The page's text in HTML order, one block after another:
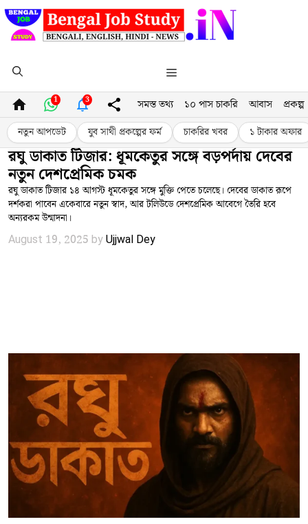
Skip
to
content
Menu
1 3 সমস্ত তথ্য ১০ পাস চাকরি আবাস প্রকল্প
নতুন আপডেট যুব সাথী প্রকল্পের ফর্ম চাকরির খবর ১ টাকার অফার
রঘু ডাকাত টিজার: ধূমকেতুর সঙ্গে বড়পর্দায় দেবের
নতুন দেশপ্রেমিক চমক
রঘু ডাকাত টিজার ১৪ আগস্ট ধূমকেতুর সঙ্গে মুক্তি পেতে চলেছে। দেবের ডাকাত রূপে
দর্শকরা পাবেন একেবারে নতুন স্বাদ, আর টলিউডে দেশপ্রেমিক আবেগে তৈরি হবে
অন্যরকম উন্মাদনা।
August 19, 2025 byUjjwal Dey